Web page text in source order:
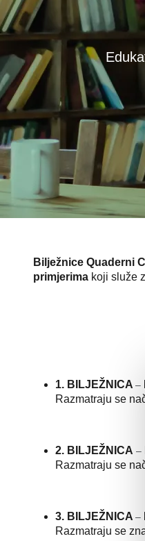
Bilježnice Quaderni
primjerima koji služe
1. BILJEŽNICA –
Razmatraju se
2. BILJEŽNICA –
Razmatraju se
3. BILJEŽNICA –
Razmatraju se